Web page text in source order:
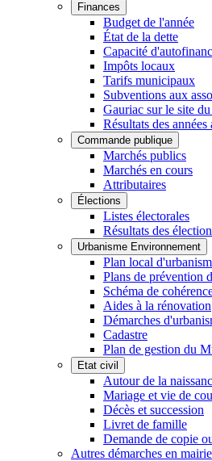
Finances
Budget de l'année
État de la dette
Capacité
Impôts locaux
Tarifs municipaux
Subventions aux
Gauriac sur le site
Résultats des années
Commande publique
Marchés publics
Marchés en cours
Attributaires
Élections
Listes électorales
Résultats des
Urbanisme Environnement
Plan local
Plans de prévention
Schéma de
Aides à la rénovation
Démarches
Cadastre
Plan de gestion du
Etat civil
Autour de la
Mariage et vie de
Décès et succession
Livret de famille
Demande de copie
Autres démarches en mairie